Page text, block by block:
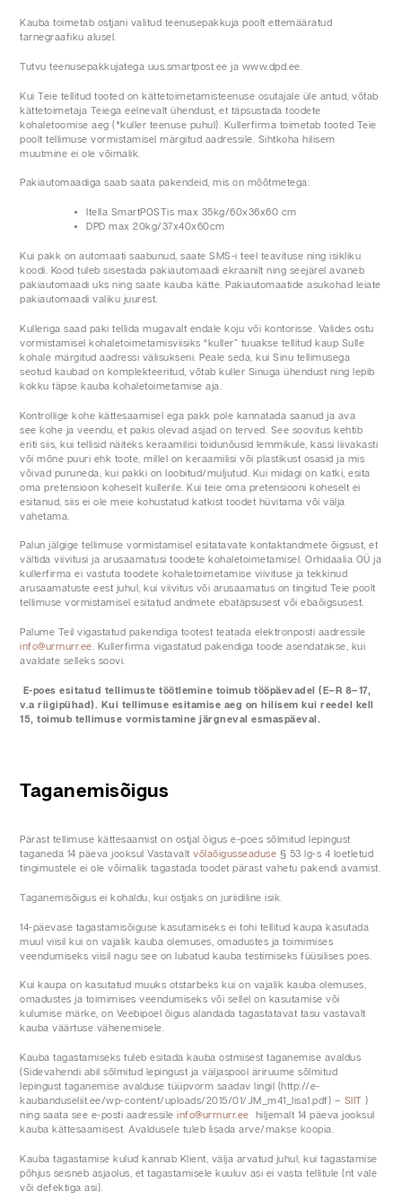
Kauba toimetab ostjani valitud teenusepakkuja poolt ettemääratud
tarnegraafiku alusel.
Tutvu teenusepakkujatega uus.smartpost.ee ja www.dpd.ee.
Kui Teie tellitud tooted on kättetoimetamisteenuse osutajale üle antud, võtab
kättetoimetaja Teiega eelnevalt ühendust, et täpsustada toodete
kohaletoomise aeg (*kuller teenuse puhul). Kullerfirma toimetab tooted Teie
poolt tellimuse vormistamisel märgitud aadressile. Sihtkoha hilisem
muutmine ei ole võimalik.
Pakiautomaadiga saab saata pakendeid, mis on mõõtmetega:
Itella SmartPOSTis max 35kg/60x36x60 cm
DPD max 20kg/37x40x60cm
Kui pakk on automaati saabunud, saate SMS-i teel teavituse ning isikliku
koodi. Kood tuleb sisestada pakiautomaadi ekraanilt ning seejärel avaneb
pakiautomaadi uks ning saate kauba kätte. Pakiautomaatide asukohad leiate
pakiautomaadi valiku juurest.
Kulleriga saad paki tellida mugavalt endale koju või kontorisse. Valides ostu
vormistamisel kohaletoimetamisviisiks “kuller” tuuakse tellitud kaup Sulle
kohale märgitud aadressi välisukseni. Peale seda, kui Sinu tellimusega
seotud kaubad on komplekteeritud, võtab kuller Sinuga ühendust ning lepib
kokku täpse kauba kohaletoimetamise aja.
Kontrollige kohe kättesaamisel ega pakk pole kannatada saanud ja ava
see kohe ja veendu, et pakis olevad asjad on terved. See soovitus kehtib
eriti siis, kui tellisid näiteks keraamilisi toidunõusid lemmikule, kassi liivakasti
või mõne puuri ehk toote, millel on keraamilisi või plastikust osasid ja mis
võivad puruneda, kui pakki on loobitud/muljutud. Kui midagi on katki, esita
oma pretensioon koheselt kullerile. Kui teie oma pretensiooni koheselt ei
esitanud, siis ei ole meie kohustatud katkist toodet hüvitama või välja
vahetama.
Palun jälgige tellimuse vormistamisel esitatavate kontaktandmete õigsust, et
vältida viivitusi ja arusaamatusi toodete kohaletoimetamisel. Orhidaalia OÜ ja
kullerfirma ei vastuta toodete kohaletoimetamise viivituse ja tekkinud
arusaamatuste eest juhul, kui viivitus või arusaamatus on tingitud Teie poolt
tellimuse vormistamisel esitatud andmete ebatäpsusest või ebaõigsusest.
Palume Teil vigastatud pakendiga tootest teatada elektronposti aadressile
info@urrnurr.ee . Kullerfirma vigastatud pakendiga toode asendatakse, kui
avaldate selleks soovi.
E-poes esitatud tellimuste töötlemine toimub tööpäevadel (E–R 8–17,
v.a riigipühad). Kui tellimuse esitamise aeg on hilisem kui reedel kell
15, toimub tellimuse vormistamine järgneval esmaspäeval.
Taganemisõigus
Pärast tellimuse kättesaamist on ostjal õigus e-poes sõlmitud lepingust
taganeda 14 päeva jooksul Vastavaltvõlaõigusseaduse § 53 lg-s 4 loetletud
tingimustele ei ole võimalik tagastada toodet pärast vahetu pakendi avamist.
Taganemisõigus ei kohaldu, kui ostjaks on juriidiline isik.
14-päevase tagastamisõiguse kasutamiseks ei tohi tellitud kaupa kasutada
muul viisil kui on vajalik kauba olemuses, omadustes ja toimimises
veendumiseks viisil nagu see on lubatud kauba testimiseks füüsilises poes.
Kui kaupa on kasutatud muuks otstarbeks kui on vajalik kauba olemuses,
omadustes ja toimimises veendumiseks või sellel on kasutamise või
kulumise märke, on Veebipoel õigus alandada tagastatavat tasu vastavalt
kauba väärtuse vähenemisele.
Kauba tagastamiseks tuleb esitada kauba ostmisest taganemise avaldus
(Sidevahendi abil sõlmitud lepingust ja väljaspool äriruume sõlmitud
lepingust taganemise avalduse tüüpvorm saadav lingil (http://e-
kaubanduseliit.ee/wp-content/uploads/2015/01/JM_m41_lisa1.pdf) – SIIT )
ning saata see e-posti aadressileinfo@urrnurr.ee hiljemalt 14 päeva jooksul
kauba kättesaamisest. Avaldusele tuleb lisada arve/makse koopia.
Kauba tagastamise kulud kannab Klient, välja arvatud juhul, kui tagastamise
põhjus seisneb asjaolus, et tagastamisele kuuluv asi ei vasta tellitule (nt vale
või defektiga asi).